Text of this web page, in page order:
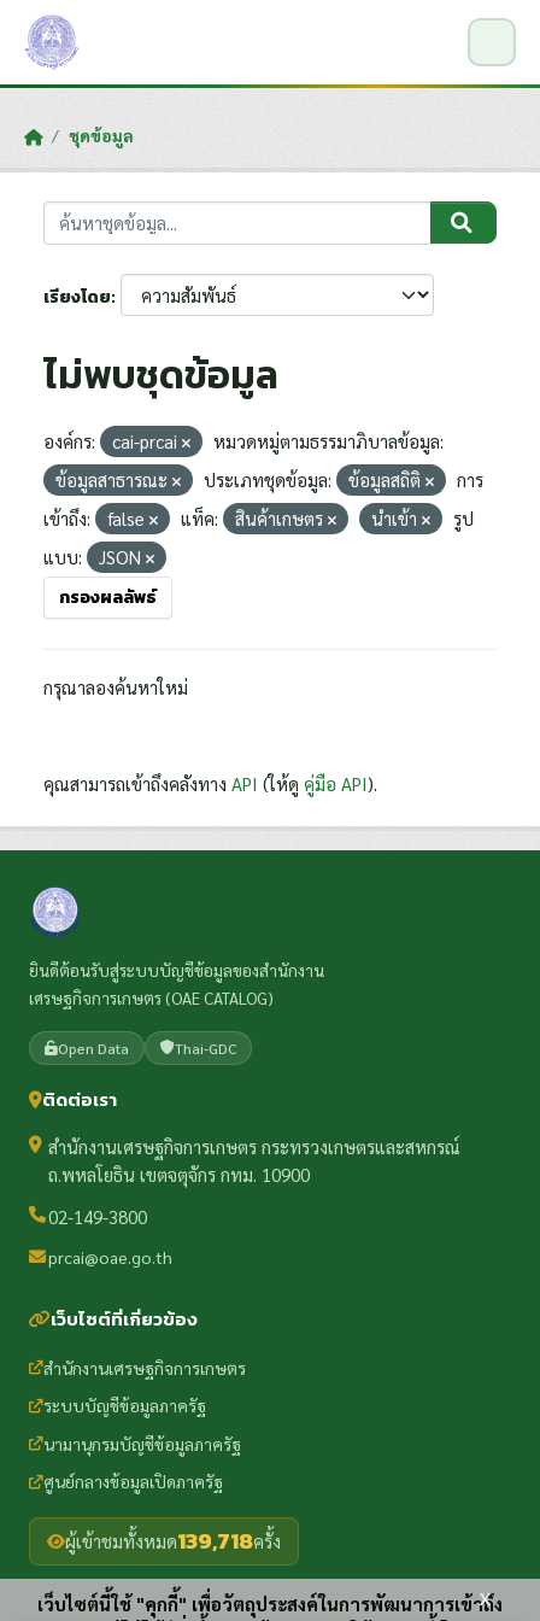
Skip to main content
ชุดข้อมูล
เรียงโดย
ไม่พบชุดข้อมูล
องค์กร: cai-prcai
หมวดหมู่ตามธรรมาภิบาลข้อมูล:
ข้อมูลสาธารณะ
ประเภทชุดข้อมูล: ข้อมูลสถิติ
การ
เข้าถึง:
false แท็ค: สินค้าเกษตร นำเข้า
รูป
แบบ:
JSON
กรองผลลัพธ์
กรุณาลองค้นหาใหม่
คุณสามารถเข้าถึงคลังทาง API (ให้ดู คู่มือ API).
ยินดีต้อนรับสู่ระบบบัญชีข้อมูลของสำนักงาน
เศรษฐกิจการเกษตร (OAE CATALOG)
Open Data Thai-GDC
ติดต่อเรา
สำนักงานเศรษฐกิจการเกษตร กระทรวงเกษตรและสหกรณ์
ถ.พหลโยธิน เขตจตุจักร กทม. 10900
02-149-3800
prcai@oae.go.th
เว็บไซต์ที่เกี่ยวข้อง
สำนักงานเศรษฐกิจการเกษตร
ระบบบัญชีข้อมูลภาครัฐ
นามานุกรมบัญชีข้อมูลภาครัฐ
ศูนย์กลางข้อมูลเปิดภาครัฐ
ผู้เข้าชมทั้งหมด139,718ครั้ง
เว็บไซต์นี้ใช้ "คุกกี้" เพื่อวัตถุประสงค์ในการพัฒนาการเข้าถึง
x